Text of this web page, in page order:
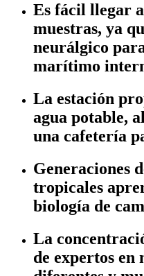
Es fácil llegar
muestras, ya
neurálgico
marítimo
La estación
agua potable,
una cafetería
Generaciones
tropicales
biología de
La
de expertos en